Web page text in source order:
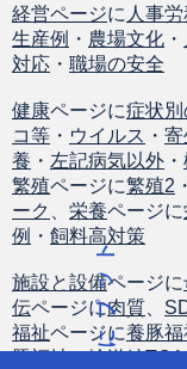
経営ページに 人事労
生産例 ・ 農場文化 ・
対応 ・ 職場の安全
健康ページに症状
コ等 ・ ウイルス ・ 寄
養 ・ 左記病気以外 ・
繁殖ページに繁殖2 ・
ーク
栄養ページに
例 ・ 飼料高対策
施設と設備ページに
伝ページに肉質
福祉ページに養豚
豚福祉の輸送編TQA
ト
ッ
プ
に